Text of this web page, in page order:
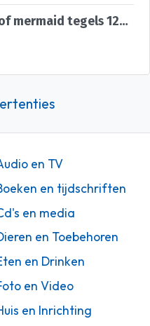
fish scale tegels of mermaid tegels 12x12,5 trend wandtegels
en TV
en tijdschriften
en media
en Toebehoren
en Drinken
en Video
en Inrichting